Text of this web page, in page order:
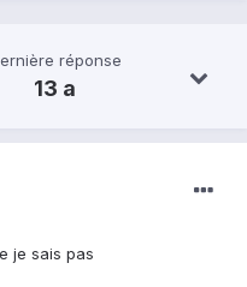
réponse
13 a
je sais pas